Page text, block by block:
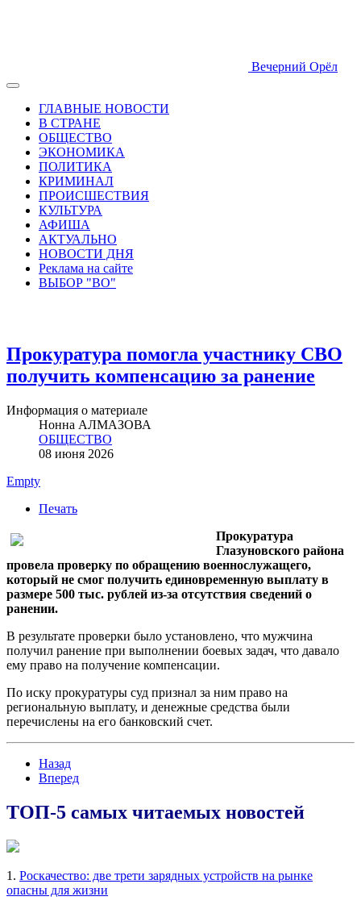
Вечерний Орёл
ГЛАВНЫЕ НОВОСТИ
В СТРАНЕ
ОБЩЕСТВО
ЭКОНОМИКА
ПОЛИТИКА
КРИМИНАЛ
ПРОИСШЕСТВИЯ
КУЛЬТУРА
АФИША
АКТУАЛЬНО
НОВОСТИ ДНЯ
Реклама на сайте
ВЫБОР "ВО"
Прокуратура помогла участнику СВО
получить компенсацию за ранение
Информация о материале
Нонна АЛМАЗОВА
ОБЩЕСТВО
08 июня 2026
Empty
Печать
Прокуратура
Глазуновского района
провела проверку по обращению военнослужащего,
который не смог получить единовременную выплату в
размере 500 тыс. рублей из-за отсутствия сведений о
ранении.
В результате проверки было установлено, что мужчина
получил ранение при выполнении боевых задач, что давало
ему право на получение компенсации.
По иску прокуратуры суд признал за ним право на
региональную выплату, и денежные средства были
перечислены на его банковский счет.
Назад
Вперед
ТОП-5 самых читаемых новостей
1. Роскачество: две трети зарядных устройств на рынке
опасны для жизни